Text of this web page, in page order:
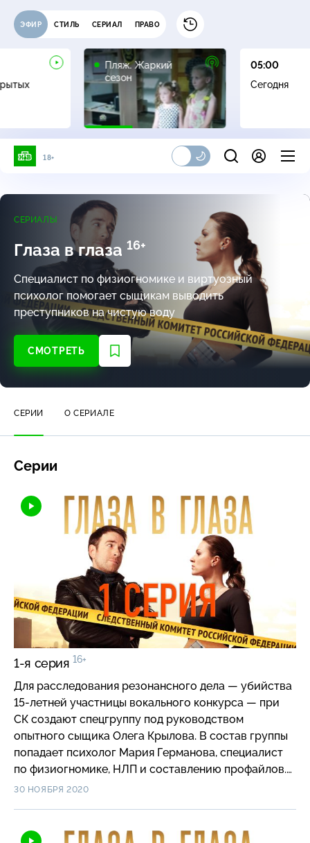
ЭФИР СТИЛЬ СЕРИАЛ ПРАВО
Пляж. Жаркий
сезон
16+
05:00
Сегодня
18+
СЕРИАЛЫ
Глаза в глаза 16+
Специалист по физиогномике и виртуозный
психолог помогает сыщикам выводить
преступников на чистую воду
СМОТРЕТЬ
СЕРИИ О СЕРИАЛЕ
Серии
1-я серия 16+
Для расследования резонансного дела — убийства
15-летней участницы вокального конкурса — при
СК создают спецгруппу под руководством
опытного сыщика Олега Крылова. В состав группы
попадает психолог Мария Германова, специалист
по физиогномике, НЛП и составлению профайлов.
Правда, Мария прежде не работала с реальными
странными кажутся Крылову ее методы…
30 НОЯБРЯ 2020